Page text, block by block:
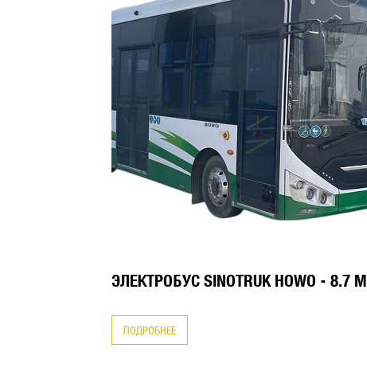
ЭЛЕКТРОБУС SINOTRUK HOWO - 8.7 М
ПОДРОБНЕЕ